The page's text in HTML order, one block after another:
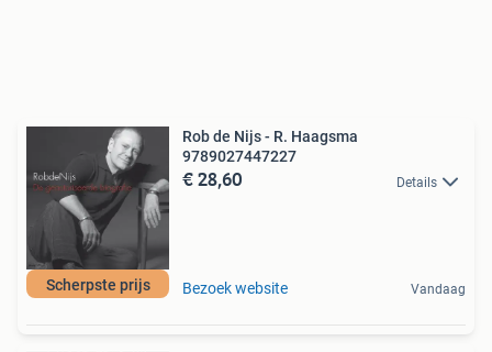
Scherpste prijs
Rob de Nijs - R. Haagsma
9789027447227
€ 28,60 Details
Bezoek website Vandaag